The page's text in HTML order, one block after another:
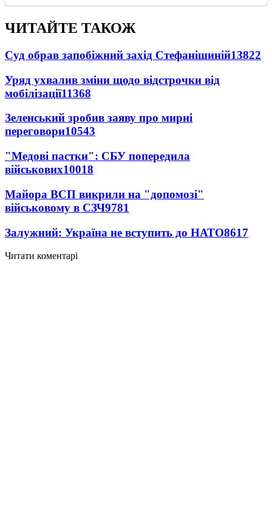
ЧИТАЙТЕ ТАКОЖ
Суд обрав запобіжний захід Стефанішиній13822
Уряд ухвалив зміни щодо відстрочки від
мобілізації11368
Зеленський зробив заяву про мирні
переговори10543
"Медові пастки": СБУ попередила
військових10018
Майора ВСП викрили на "допомозі"
військовому в СЗЧ9781
Залужний: Україна не вступить до НАТО8617
Читати коментарі